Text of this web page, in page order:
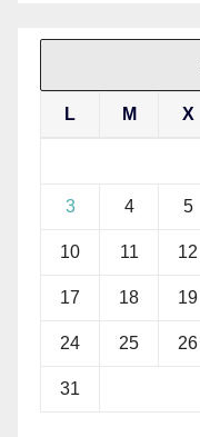
L M X
3 4 5
10 11 12
17 18 19
24 25 26
31